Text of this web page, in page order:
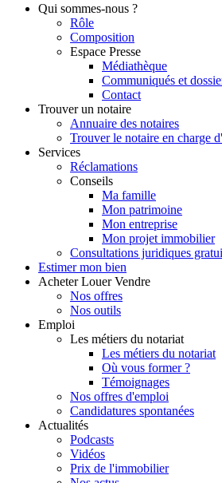
Qui sommes-nous ?
Rôle
Composition
Espace Presse
Médiathèque
Communiqués et
Contact
Trouver un notaire
Annuaire des notaires
Trouver le notaire en charge
Services
Réclamations
Conseils
Ma famille
Mon patrimoine
Mon entreprise
Mon projet immobilier
Consultations juridiques
Estimer mon bien
Acheter Louer Vendre
Nos offres
Nos outils
Emploi
Les métiers du notariat
Les métiers du notariat
Où vous former ?
Témoignages
Nos offres d'emploi
Candidatures spontanées
Actualités
Podcasts
Vidéos
Prix de l'immobilier